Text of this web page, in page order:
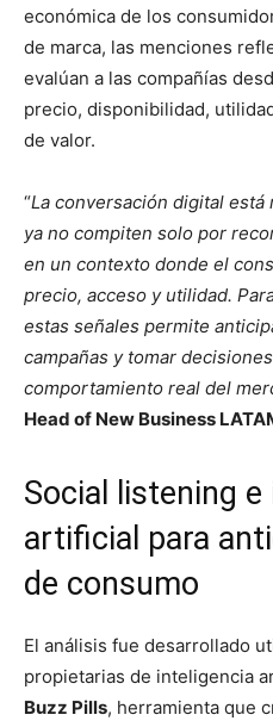
económica de los
de marca, las menciones
evalúan a las compañías
precio, disponibilidad,
de valor.
“La conversación digital está
ya no compiten solo por
en un contexto donde el
precio, acceso y utilidad.
estas señales permite
campañas y tomar
comportamiento real del
Head of New Business
Social listening
artificial para
de consumo
El análisis fue desarrollado
propietarias de inteligencia
Buzz Pills, herramienta que